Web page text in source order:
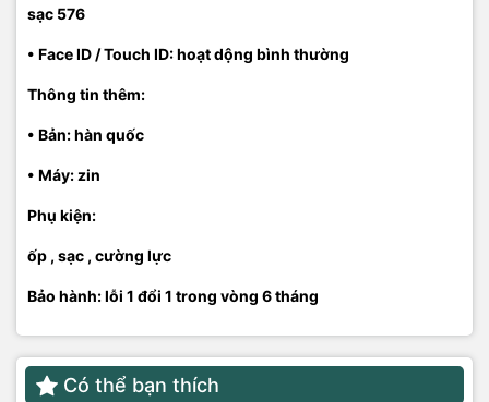
sạc 576
• Face ID / Touch ID: hoạt dộng bình thường
Thông tin thêm:
• Bản: hàn quốc
• Máy: zin
Phụ kiện:
ốp , sạc , cường lực
Bảo hành: lỗi 1 đổi 1 trong vòng 6 tháng
Có thể bạn thích